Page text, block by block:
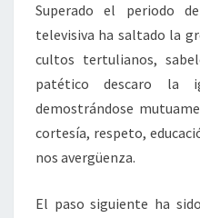
Superado el periodo
televisiva ha saltado la
cultos tertulianos,
patético descaro la
demostrándose
cortesía, respeto,
nos avergüenza.
El paso siguiente ha